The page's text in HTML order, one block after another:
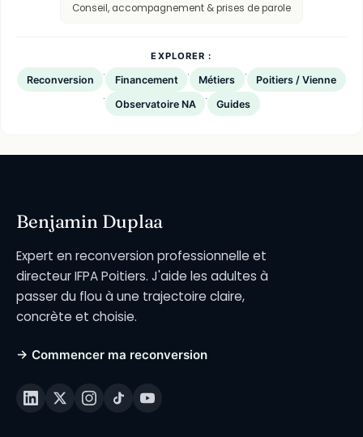
Conseil, accompagnement & prises de parole
EXPLORER :
Reconversion · Financement · Métiers · Poitiers / Vienne
· Observatoire NA · Guides
Benjamin Duplaa
Expert en reconversion professionnelle et
directeur IFPA Poitiers. J'aide les adultes à
passer du flou à une trajectoire claire,
concrète et choisie.
→ Commencer ma reconversion